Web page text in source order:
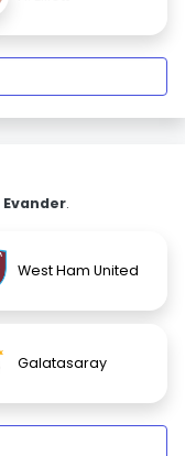
Evander.
West Ham United
Galatasaray